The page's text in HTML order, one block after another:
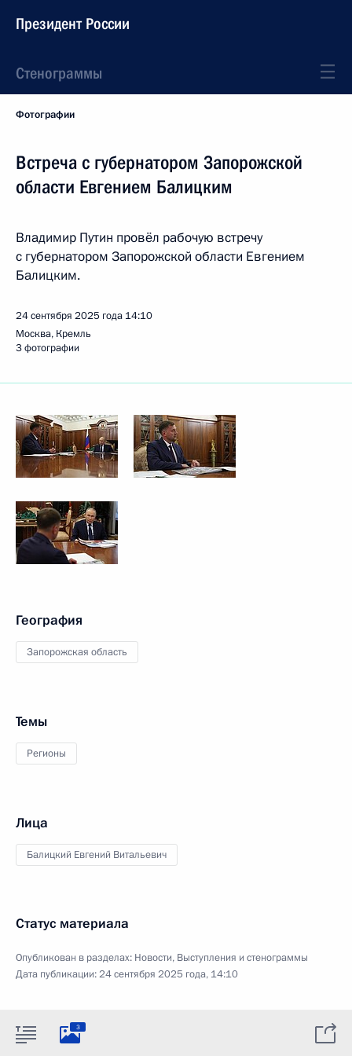
Президент России
Стенограммы
Фотографии
Встреча с губернатором Запорожской
области Евгением Балицким
Владимир Путин провёл рабочую встречу
с губернатором Запорожской области Евгением
Балицким.
24 сентября 2025 года 14:10
Москва, Кремль
3 фотографии
География
Запорожская область
Темы
Регионы
Лица
Балицкий Евгений Витальевич
Статус материала
Опубликован в разделах: Новости, Выступления и стенограммы
Дата публикации:24 сентября 2025 года, 14:10
3